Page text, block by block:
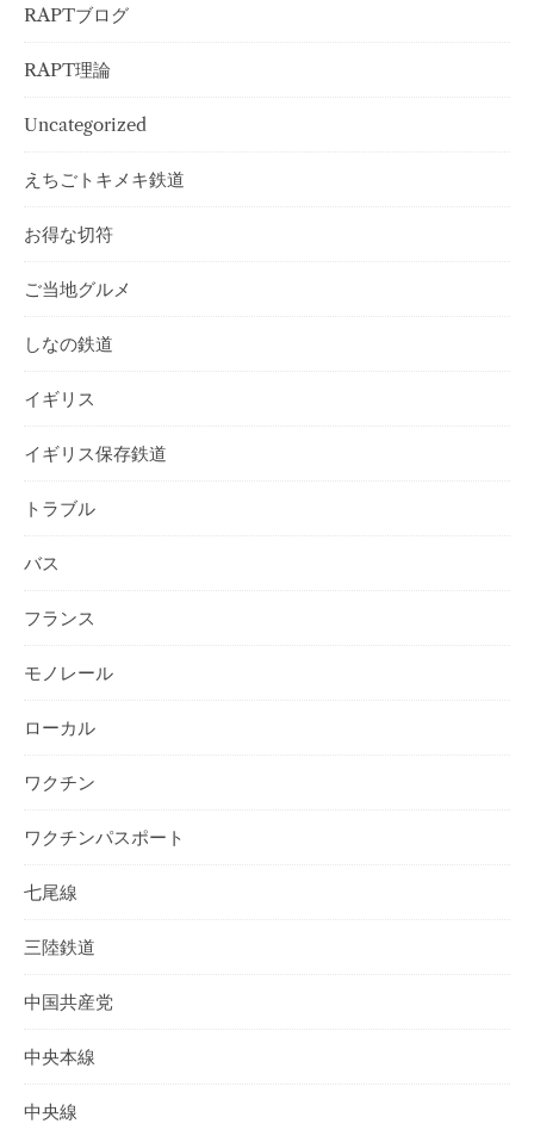
RAPTブログ
RAPT理論
Uncategorized
えちごトキメキ鉄道
お得な切符
ご当地グルメ
しなの鉄道
イギリス
イギリス保存鉄道
トラブル
バス
フランス
モノレール
ローカル
ワクチン
ワクチンパスポート
七尾線
三陸鉄道
中国共産党
中央本線
中央線